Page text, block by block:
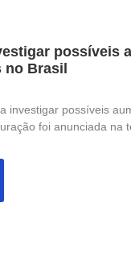
possíveis
no Brasil
investigar possíveis
foi anunciada na